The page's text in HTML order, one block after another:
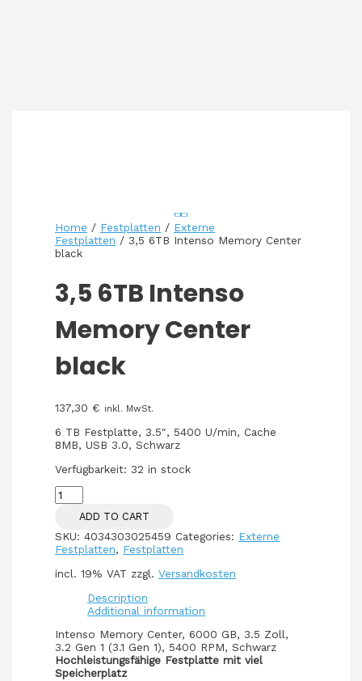
Home / Festplatten / Externe
Festplatten / 3,5 6TB Intenso Memory Center
black
3,5 6TB Intenso
Memory Center
black
137,30€ inkl. MwSt.
6 TB Festplatte, 3.5″, 5400 U/min, Cache
8MB, USB 3.0, Schwarz
Verfügbarkeit: 32 in stock
3,5
6TB
Intenso
Memory
Center
black
quantity
ADD TO CART
SKU:4034303025459 Categories: Externe
Festplatten, Festplatten
incl. 19% VAT zzgl.Versandkosten
Description
Additional information
Intenso Memory Center, 6000 GB, 3.5 Zoll,
3.2 Gen 1 (3.1 Gen 1), 5400 RPM, Schwarz
Hochleistungsfähige Festplatte mit viel
Speicherplatz